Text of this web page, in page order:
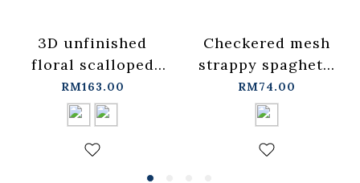
3D unfinished
floral scalloped
jeans, available in
two colors, sizes
S/M/L.
【04011891】in
stock+pre-order
RM163.00
Checkered mesh
strappy spaghetti
strap cover-up
vest -
blue【01099697】
in stock+pre-order
RM74.00